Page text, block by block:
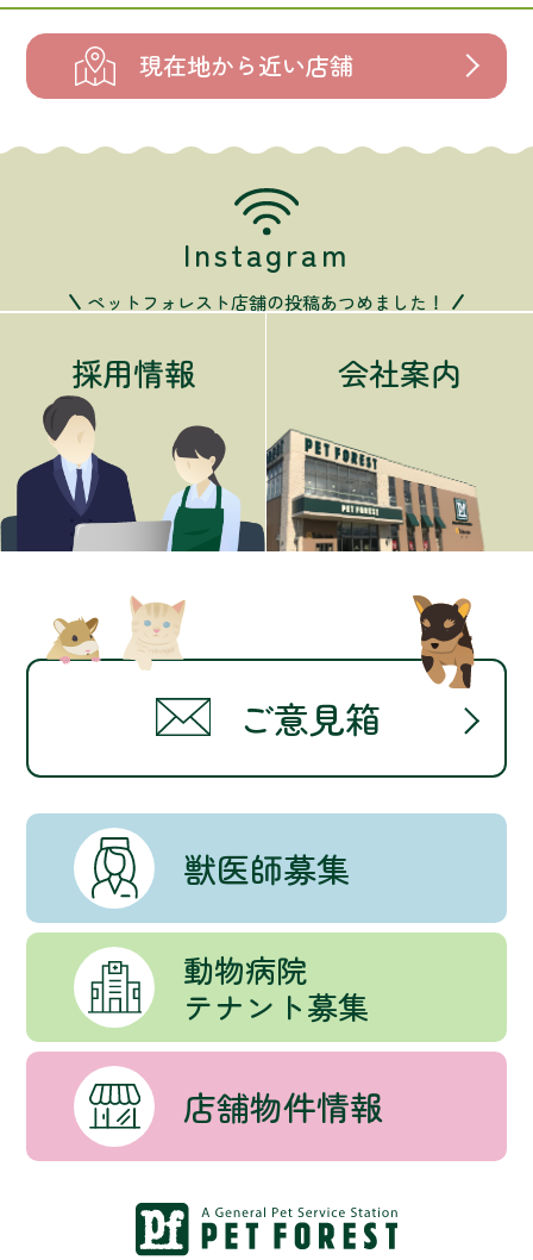
現在地から近い店舗
Instagram
ペットフォレスト店舗の投稿あつめました！
採用情報 会社案内
ご意見箱
獣医師募集
動物病院
テナント募集
店舗物件情報